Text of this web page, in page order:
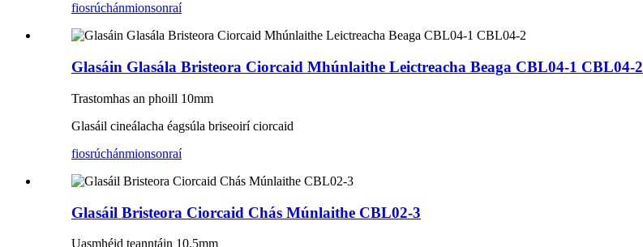
fiosrúchánmionsonraí
Glasáin Glasála Bristeora Ciorcaid Mhúnlaithe Leictreacha Beaga CBL04-1 CBL04-2
Trastomhas an phoill 10mm
Glasáil cineálacha éagsúla briseoirí ciorcaid
fiosrúchánmionsonraí
Glasáil Bristeora Ciorcaid Chás Múnlaithe CBL02-3
Uasmhéid teanntáin 10.5mm